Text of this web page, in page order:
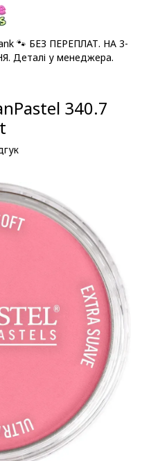
🐾 БЕЗ ПЕРЕПЛАТ. НА 3-
Деталі у менеджера.
340.7